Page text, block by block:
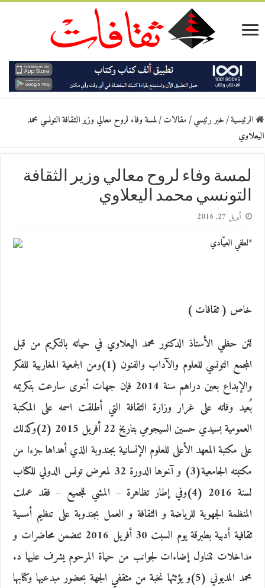
الرئيسية/خبر رئيسي/مقالات/لمسة وفاء لروح معالي وزير الثقافة التونسي محمد
اليعلاوي
لمسة وفاء لروح معالي وزير الثقافة
التونسي محمد اليعلاوي
أبريل 27, 2016
*لطفي العيّادي
خاص ( ثقافات )
لئن حظي الأستاذ الدكتور محمد اليعلاوي في حياته بالتكريم من قبل
المجمع التونسي للعلوم والآداب والفنون (1)ومن الجمعية المغاربية للفكر
والإبداع بعين دراهم سنة 2014 فإن جهات أخرى سارعت بتكريمه
بُعيد وفاته على غرار وزارة الثقافة التي أطلقت اسمه على المكتبة
العمومية بسيدي حسين السيجومي بتاريخ 22 أفريل 2015 (2)وكذلك
على مكتبة المعهد الأعلى للعلوم الإنسانية بجندوبة الذي أهداها جزءا من
مكتبته الجامعية(3) و آخرها الدورة 32 لمعرض تونس الدولي للكتاب
لسنة 2016 (4)وفي إطار تظاهرة – المشي للجميع – فقد عملت
المنظمة الجهوية للرياضة و الثقافة و العمل بجندوبة على تنظيم أمسية
ثقافية أدبية بطبرقة يوم السبت 30 أفريل 2016 تتضمن محاضرات و
مداخلات تتناول إضاءات لجوانب من حياة المرحوم يشرف عليها د.
محمد المديوني (5)و يؤثثها نخبة من مثقفي الجهة بحضور مبدعيها وكتابها